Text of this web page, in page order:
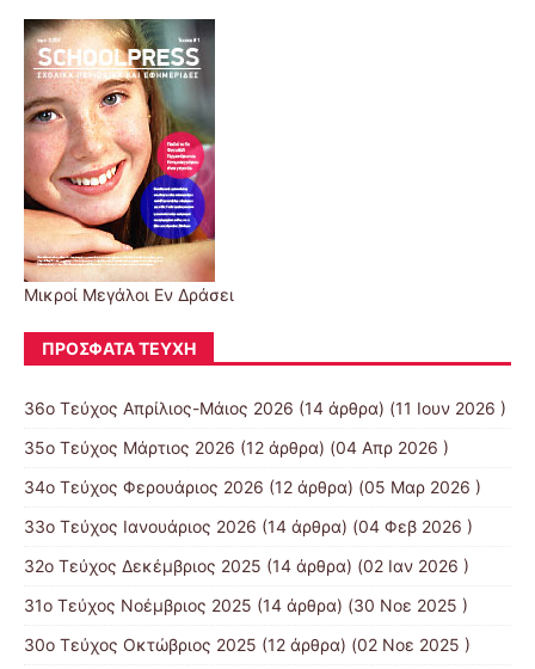
Μικροί Μεγάλοι Εν Δράσει
ΠΡΌΣΦΑΤΑ ΤΕΎΧΗ
36ο Τεύχος Απρίλιος-Μάιος 2026 (14 άρθρα) (11 Ιουν 2026 )
35ο Τεύχος Μάρτιος 2026 (12 άρθρα) (04 Απρ 2026 )
34ο Τεύχος Φερουάριος 2026 (12 άρθρα) (05 Μαρ 2026 )
33ο Τεύχος Ιανουάριος 2026 (14 άρθρα) (04 Φεβ 2026 )
32ο Τεύχος Δεκέμβριος 2025 (14 άρθρα) (02 Ιαν 2026 )
31ο Τεύχος Νοέμβριος 2025 (14 άρθρα) (30 Νοε 2025 )
30ο Τεύχος Οκτώβριος 2025 (12 άρθρα) (02 Νοε 2025 )